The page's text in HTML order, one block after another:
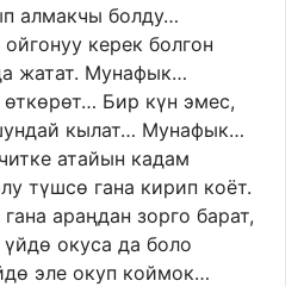
алмакчы болду…
керек болгон
жатат. Мунафык…
Бир күн эмес,
кылат… Мунафык…
атайын кадам
түшсө гана кирип коёт.
араңдан зорго барат,
окуса да боло
эле окуп коймок…